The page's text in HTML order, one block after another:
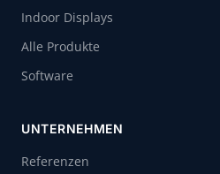
Indoor Displays
Alle Produkte
Software
UNTERNEHMEN
Referenzen